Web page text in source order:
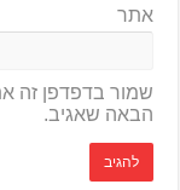
אתר
שמור בדפדפן זה
הבאה שאגיב.